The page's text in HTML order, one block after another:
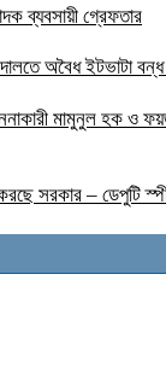
ব্যবসায়ী গ্রেফতার
অবৈধ ইটভাটা
মামুনুল হক ও
সরকার – ডেপুটি